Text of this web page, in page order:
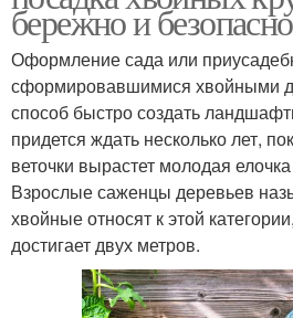
бережно и безопасно
Оформление сада или
сформировавшимися хвойными
способ быстро создать
придется ждать несколько лет,
веточки вырастет молодая
Взрослые саженцы деревьев
хвойные относят к этой
достигает двух метров.